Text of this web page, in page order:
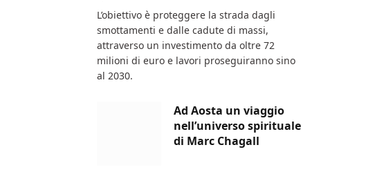
L’obiettivo è proteggere la strada dagli
smottamenti e dalle cadute di massi,
attraverso un investimento da oltre 72
milioni di euro e lavori proseguiranno sino
al 2030.
Ad Aosta un viaggio
nell’universo spirituale
di Marc Chagall